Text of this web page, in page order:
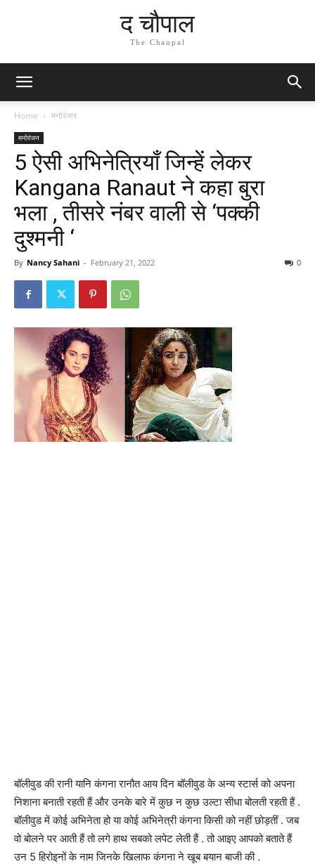
द चौपाल
The Chaupal
Home मनोरंजन
मनोरंजन
5 ऐसी अभिनेत्रियाँ जिन्हें लेकर
Kangana Ranaut ने कहा बुरा
भला , तीसरे नंबर वाली से ‘पक्की
दुश्मनी ‘
By Nancy Sahani - February 21, 2022 0
बॉलीवुड की रानी यानि कंगना रानौत आय दिन बॉलीवुड के अन्य स्टार्स को अपना
निशाना बनाती रहती हैं और उनके बारे में कुछ न कुछ उल्टा सीधा बोलती रहती हैं .
बॉलीवुड में कोई अभिनेता हो या कोई अभिनेत्री कंगना किसी को नहीं छोड़तीं . जब
वो बोलने पर आती हैं तो लगे हाथ सबको लपेट लेती हैं . तो आइए आपको बताते हैं
उन 5 हिरोइनों के नाम जिनके खिलाफ कंगना ने खूब बयान बाजी की .